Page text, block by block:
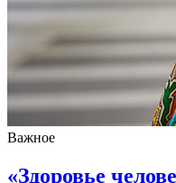
Важное
«Здоровье